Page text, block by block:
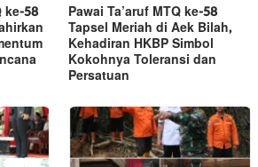
ke-58 Pawai Ta’aruf MTQ ke-58
Tapsel Meriah di Aek Bilah,
Kehadiran HKBP Simbol
Kokohnya Toleransi dan
Persatuan